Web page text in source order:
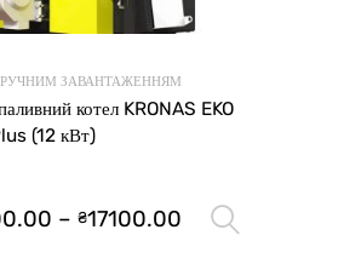
РУЧНИМ ЗАВАНТАЖЕННЯМ
котел KRONAS EKO
(12 кВт)
– ₴17100.00